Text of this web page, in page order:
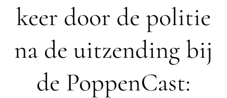
keer door de politie
na de uitzending bij
de PoppenCast: